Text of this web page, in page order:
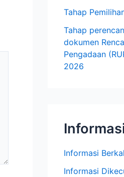
Tahap
Tahap
dokumen
Pengadaan
2026
Informasi
Informasi